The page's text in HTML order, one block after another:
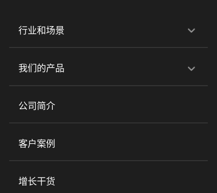
行业和场景
行业解决方案
培训机构 职业技能培训 兴趣培训
金融行业
心理机构
我们的产品
产品
小程序商城 ERP 企微SCRM
社群圈子
公司简介
客户案例
增长干货